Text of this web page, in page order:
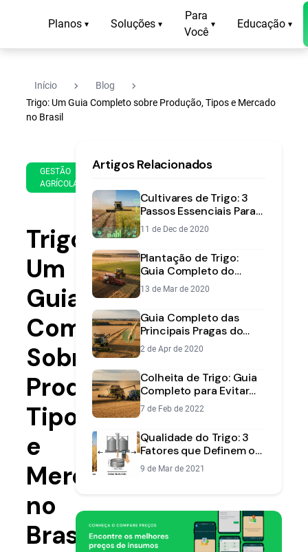
Planos ▾ Soluções ▾
Para
Você
▾ Educação ▾
Início navigate_next Blog navigate_next
Trigo: Um Guia Completo sobre Produção, Tipos e Mercado
no Brasil
GESTÃO
AGRÍCOLA
de
de
2020
min
leitura
Trigo:
Um
Guia
Completo
Sobre
Produção,
Tipos
e
Mercado
no
Brasil
Artigos Relacionados
Cultivares de Trigo: 3
Passos Essenciais Para a
Escolha Certa
11 de Dec de 2020
Plantação de Trigo:
Guia Completo do
Plantio à Alta
Produtividade
13 de Mar de 2020
Guia Completo das
Principais Pragas do
Trigo: Identificação e
Controle
2 de Apr de 2020
Colheita de Trigo: Guia
Completo para Evitar
Perdas e Maximizar a
Produtividade
7 de Feb de 2022
Qualidade do Trigo: 3
Fatores que Definem o
Preço da sua Safra
9 de Mar de 2021